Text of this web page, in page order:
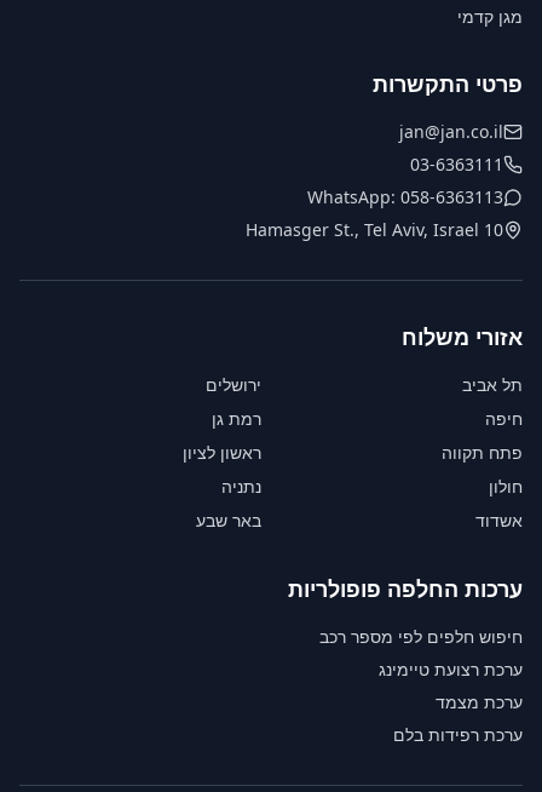
מגן קדמי
פרטי התקשרות
jan@jan.co.il
03-6363111
WhatsApp: 058-6363113
10 Hamasger St., Tel Aviv, Israel
אזורי משלוח
תל אביב
ירושלים
חיפה
רמת גן
פתח תקווה
ראשון לציון
חולון
נתניה
אשדוד
באר שבע
ערכות החלפה פופולריות
חיפוש חלפים לפי מספר רכב
ערכת רצועת טיימינג
ערכת מצמד
ערכת רפידות בלם